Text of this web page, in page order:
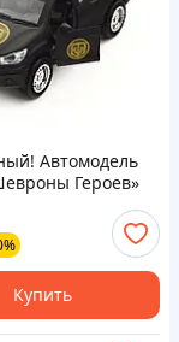
Автомодель
Героев»
KM6118 -
только на
Купить